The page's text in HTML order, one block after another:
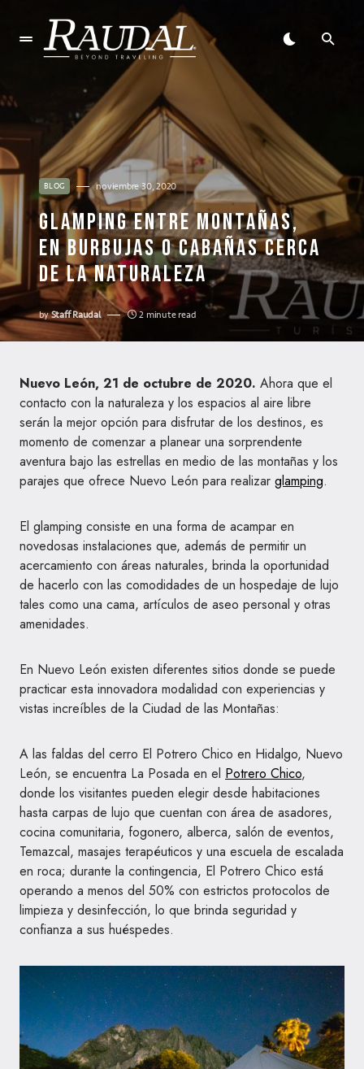
BLOG noviembre 30, 2020
GLAMPING ENTRE MONTAÑAS,
EN BURBUJAS O CABAÑAS CERCA
DE LA NATURALEZA
byStaff Raudal 2 minute read
Nuevo León, 21 de octubre de 2020. Ahora que el
contacto con la naturaleza y los espacios al aire libre
serán la mejor opción para disfrutar de los destinos, es
momento de comenzar a planear una sorprendente
aventura bajo las estrellas en medio de las montañas y los
parajes que ofrece Nuevo León para realizar glamping.
El glamping consiste en una forma de acampar en
novedosas instalaciones que, además de permitir un
acercamiento con áreas naturales, brinda la oportunidad
de hacerlo con las comodidades de un hospedaje de lujo
tales como una cama, artículos de aseo personal y otras
amenidades.
En Nuevo León existen diferentes sitios donde se puede
practicar esta innovadora modalidad con experiencias y
vistas increíbles de la Ciudad de las Montañas:
A las faldas del cerro El Potrero Chico en Hidalgo, Nuevo
León, se encuentra La Posada en el Potrero Chico,
donde los visitantes pueden elegir desde habitaciones
hasta carpas de lujo que cuentan con área de asadores,
cocina comunitaria, fogonero, alberca, salón de eventos,
Temazcal, masajes terapéuticos y una escuela de escalada
en roca; durante la contingencia, El Potrero Chico está
operando a menos del 50% con estrictos protocolos de
limpieza y desinfección, lo que brinda seguridad y
confianza a sus huéspedes.